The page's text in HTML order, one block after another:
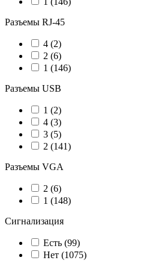
Разъемы RJ-45
4 (2)
2 (6)
1 (146)
Разъемы USB
1 (2)
4 (3)
3 (5)
2 (141)
Разъемы VGA
2 (6)
1 (148)
Сигнализация
Есть (99)
Нет (1075)